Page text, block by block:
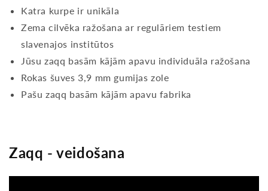
Katra kurpe ir unikāla
Zema cilvēka ražošana ar regulāriem testiem
slavenajos institūtos
Jūsu zaqq basām kājām apavu individuāla ražošana
Rokas šuves 3,9 mm gumijas zole
Pašu zaqq basām kājām apavu fabrika
Zaqq - veidošana